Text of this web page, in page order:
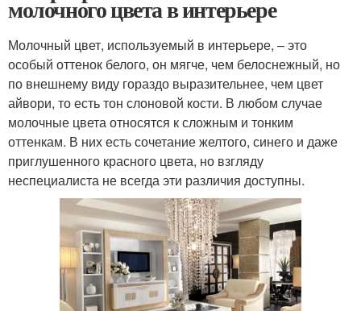
молочного цвета в интерьере
Молочный цвет, используемый в интерьере, – это
особый оттенок белого, он мягче, чем белоснежный, но
по внешнему виду гораздо выразительнее, чем цвет
айвори, то есть тон слоновой кости. В любом случае
молочные цвета относятся к сложным и тонким
оттенкам. В них есть сочетание желтого, синего и даже
приглушенного красного цвета, но взгляду
неспециалиста не всегда эти различия доступны.